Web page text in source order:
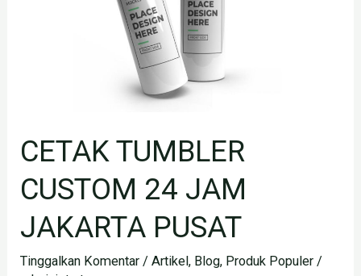
CETAK TUMBLER
CUSTOM 24 JAM
JAKARTA PUSAT
Tinggalkan Komentar /Artikel, Blog, Produk Populer /